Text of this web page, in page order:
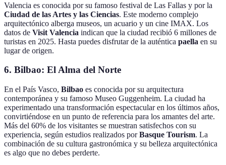
Valencia es conocida por su famoso festival de Las Fallas y por la
Ciudad de las Artes y las Ciencias. Este moderno complejo
arquitectónico alberga museos, un acuario y un cine IMAX. Los
datos de Visit Valencia indican que la ciudad recibió 6 millones de
turistas en 2025. Hasta puedes disfrutar de la auténtica paella en su
lugar de origen.
6. Bilbao: El Alma del Norte
En el País Vasco, Bilbao es conocida por su arquitectura
contemporánea y su famoso Museo Guggenheim. La ciudad ha
experimentado una transformación espectacular en los últimos años,
convirtiéndose en un punto de referencia para los amantes del arte.
Más del 60% de los visitantes se muestran satisfechos con su
experiencia, según estudios realizados porBasque Tourism. La
combinación de su cultura gastronómica y su belleza arquitectónica
es algo que no debes perderte.